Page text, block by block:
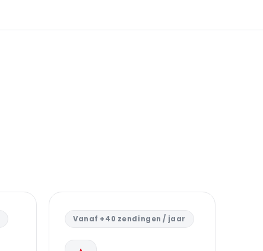
Vanaf +40 zendingen / jaar